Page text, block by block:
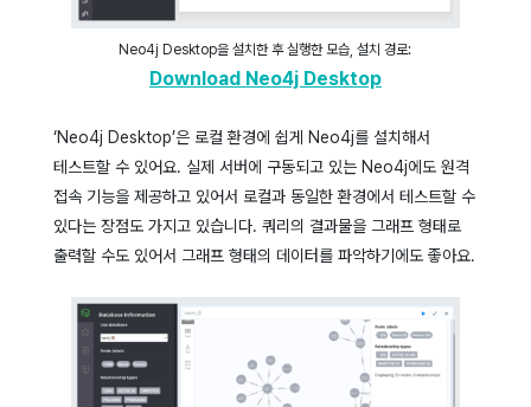
Neo4j Desktop을 설치한 후 실행한 모습, 설치 경로:
Download Neo4j Desktop
‘Neo4j Desktop’은 로컬 환경에 쉽게 Neo4j를 설치해서
테스트할 수 있어요. 실제 서버에 구동되고 있는 Neo4j에도 원격
접속 기능을 제공하고 있어서 로컬과 동일한 환경에서 테스트할 수
있다는 장점도 가지고 있습니다. 쿼리의 결과물을 그래프 형태로
출력할 수도 있어서 그래프 형태의 데이터를 파악하기에도 좋아요.